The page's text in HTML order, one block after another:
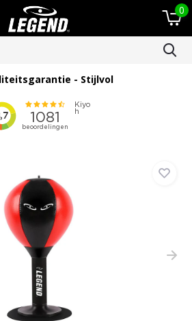
0
Meer dan 100.000 verscheepte orders